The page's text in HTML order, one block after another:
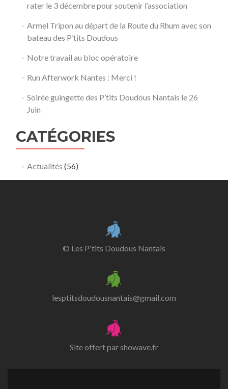
rater le 3 décembre pour soutenir l’association
Armel Tripon au départ de la Route du Rhum avec son
bateau des P’tits Doudous
Notre travail au bloc opératoire
Run Afterwork Nantes : Merci !
Soirée guingette des P’tits Doudous Nantais le 26
Juin
CATÉGORIES
Actualités (56)
© Les P'tits Doudous Nantais
lesptitsdoudousnantais@gmail.com
Site offert parshowave.fr